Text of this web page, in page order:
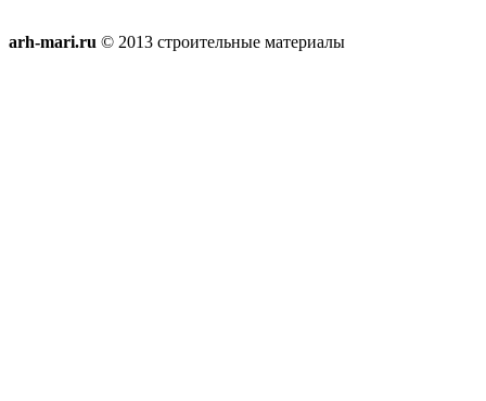
arh-mari.ru © 2013 строительные материалы